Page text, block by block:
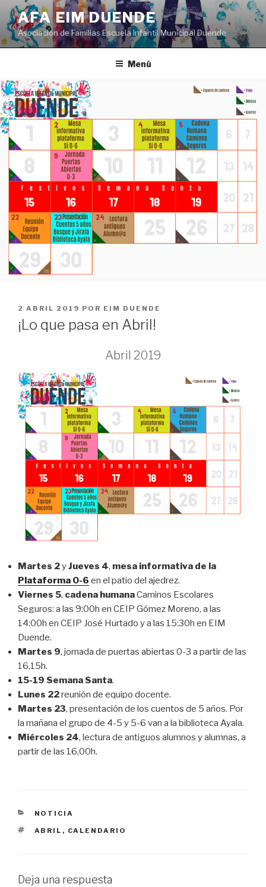
Saltar
contenido
AFA EIM DUENDE
Asociación de Familias Escuela Infantil Municipal Duende
Menú
PUBLICADO
EL
2 ABRIL 2019 POR EIM DUENDE
¡Lo que pasa en Abril!
Abril 2019
Martes 2yJueves 4, mesa informativa de la
Plataforma 0-6 en el patio del ajedrez.
Viernes 5, cadena humanaCaminos Escolares
Seguros: a las 9:00h en CEIP Gómez Moreno, a las
14:00h en CEIP José Hurtado y a las 15:30h en EIM
Duende.
Martes 9, jornada de puertas abiertas 0-3 a partir de las
16,15h.
15-19 Semana Santa.
Lunes 22reunión de equipo docente.
Martes 23, presentación de los cuentos de 5 años. Por
la mañana el grupo de 4-5 y 5-6 van a la biblioteca Ayala.
Miércoles 24, lectura de antiguos alumnos y alumnas, a
partir de las 16,00h.
CATEGORÍAS
NOTICIA
ETIQUETAS
ABRIL , CALENDARIO
Deja una respuesta